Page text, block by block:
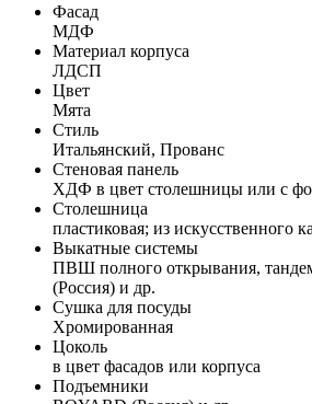
Фасад
МДФ
Материал корпуса
ЛДСП
Цвет
Мята
Стиль
Итальянский, Прованс
Стеновая панель
ХДФ в цвет столешницы или с
Столешница
пластиковая; из искусственного
Выкатные системы
ПВШ полного открывания,
(Россия) и др.
Сушка для посуды
Хромированная
Цоколь
в цвет фасадов или корпуса
Подъемники